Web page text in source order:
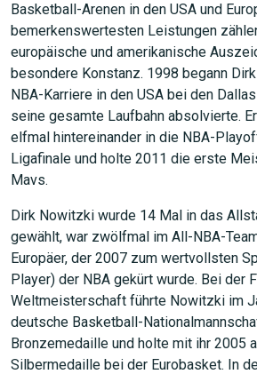
Basketball-Arenen in den USA und
bemerkenswertesten Leistungen
europäische und amerikanische
besondere Konstanz. 1998 begann
NBA-Karriere in den USA bei den
seine gesamte Laufbahn absolvierte.
elfmal hintereinander in die NBA-
Ligafinale und holte 2011 die erste
Mavs.
Dirk Nowitzki wurde 14 Mal in das
gewählt, war zwölfmal im All-NBA-
Europäer, der 2007 zum wertvollsten
Player) der NBA gekürt wurde. Bei der
Weltmeisterschaft führte Nowitzki im
deutsche Basketball-
Bronzemedaille und holte mit ihr 2005
Silbermedaille bei der Eurobasket. In